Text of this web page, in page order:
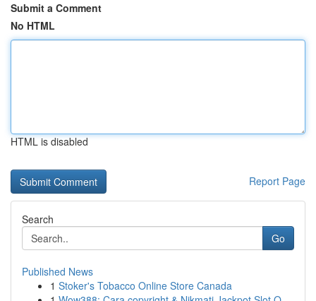
Submit a Comment
No HTML
HTML is disabled
Report Page
Search
Go
Published News
1 Stoker's Tobacco Online Store Canada